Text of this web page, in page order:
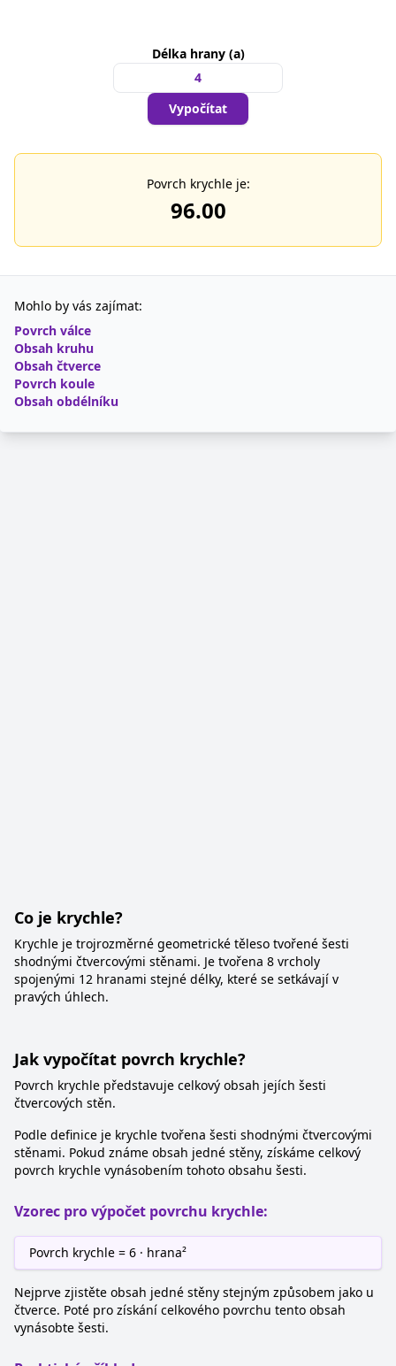
Délka hrany (a)
Vypočítat
Povrch krychle je:
96.00
Mohlo by vás zajímat:
Povrch válce
Obsah kruhu
Obsah čtverce
Povrch koule
Obsah obdélníku
Co je krychle?
Krychle je trojrozměrné geometrické těleso tvořené šesti
shodnými čtvercovými stěnami. Je tvořena 8 vrcholy
spojenými 12 hranami stejné délky, které se setkávají v
pravých úhlech.
Jak vypočítat povrch krychle?
Povrch krychle představuje celkový obsah jejích šesti
čtvercových stěn.
Podle definice je krychle tvořena šesti shodnými čtvercovými
stěnami. Pokud známe obsah jedné stěny, získáme celkový
povrch krychle vynásobením tohoto obsahu šesti.
Vzorec pro výpočet povrchu krychle:
Povrch krychle = 6 · hrana²
Nejprve zjistěte obsah jedné stěny stejným způsobem jako u
čtverce. Poté pro získání celkového povrchu tento obsah
vynásobte šesti.